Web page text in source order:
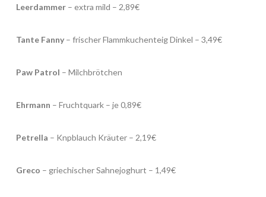
Leerdammer– extra mild – 2,89€
Tante Fanny– frischer Flammkuchenteig Dinkel – 3,49€
Paw Patrol – Milchbrötchen
Ehrmann – Fruchtquark – je 0,89€
Petrella – Knpblauch Kräuter – 2,19€
Greco – griechischer Sahnejoghurt – 1,49€